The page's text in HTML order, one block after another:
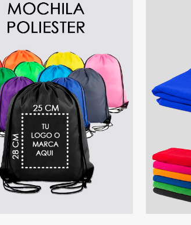
SELECCIONAR OPCIONES
/
DETALLES